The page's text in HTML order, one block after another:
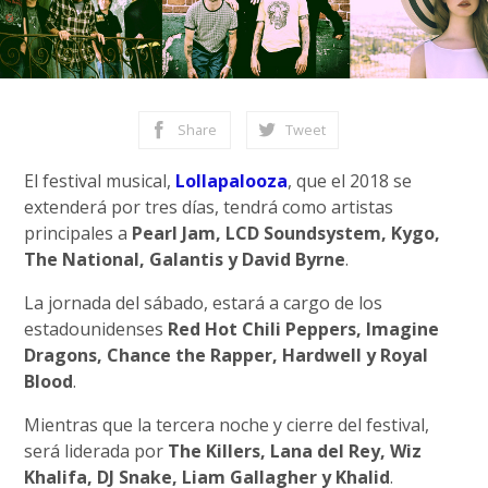
Share Tweet
El festival musical, Lollapalooza, que el 2018 se
extenderá por tres días, tendrá como artistas
principales a Pearl Jam, LCD Soundsystem, Kygo,
The National, Galantis y David Byrne.
La jornada del sábado, estará a cargo de los
estadounidenses Red Hot Chili Peppers, Imagine
Dragons, Chance the Rapper, Hardwell y Royal
Blood.
Mientras que la tercera noche y cierre del festival,
será liderada por The Killers, Lana del Rey, Wiz
Khalifa, DJ Snake, Liam Gallagher y Khalid.